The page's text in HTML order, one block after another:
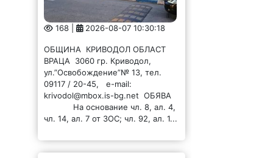
168 | 2026-08-07 10:30:18
ОБЩИНА КРИВОДОЛ ОБЛАСТ
ВРАЦА 3060 гр. Криводол,
ул.”Освобождение”№ 13, тел.
09117 / 20-45, e-mail:
krivodol@mbox.is-bg.net ОБЯВА
На основание чл. 8, ал. 4,
чл. 14, ал. 7 от ЗОС; чл. 92, ал. 1...